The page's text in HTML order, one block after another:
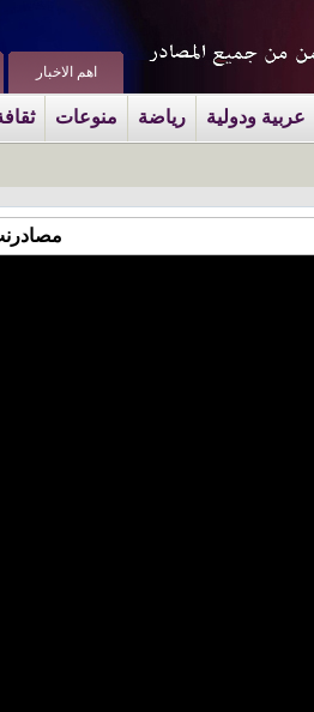
اهم الاخبار
عربية ودولية رياضة منوعات